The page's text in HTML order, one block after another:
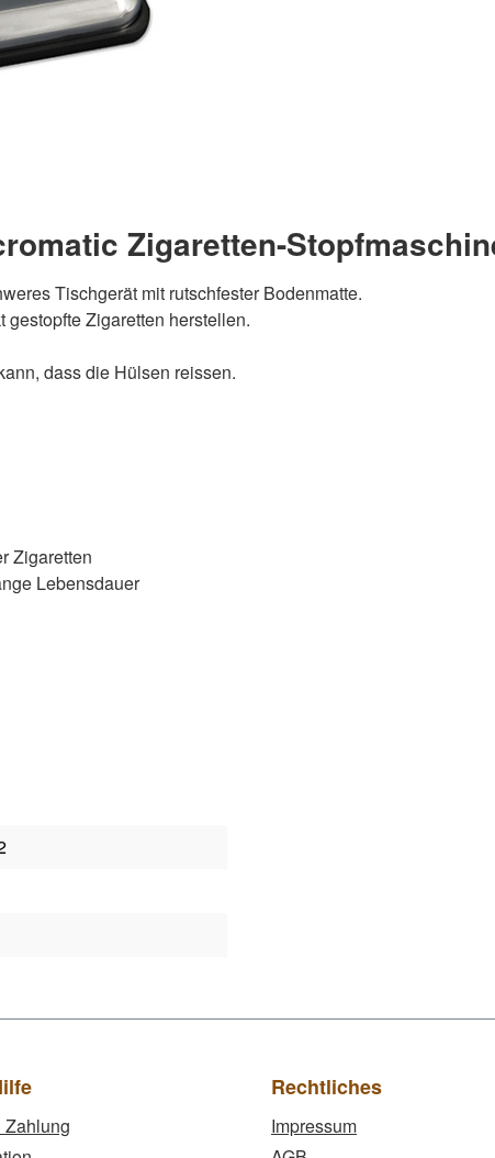
Zigaretten-
Tischgerät mit rutschfester Bodenmatte.
Zigaretten herstellen.
dass die Hülsen reissen.
Zigaretten
Lebensdauer
Zahlung
Rechtliches
Impressum